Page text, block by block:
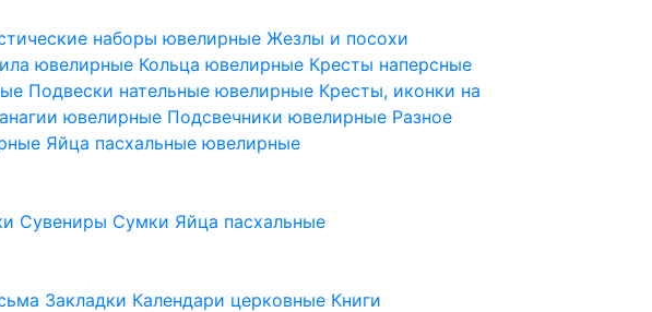
наборы ювелирныеЖезлы и посохи
ювелирные Кольца ювелирные Кресты наперсные
Подвески нательные ювелирные Кресты, иконки на
ювелирные Подсвечники ювелирные Разное
Яйца пасхальные ювелирные
Сувениры Сумки Яйца пасхальные
Закладки Календари церковные Книги